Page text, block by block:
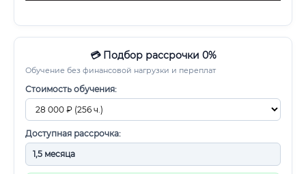
💳 Подбор рассрочки 0%
Обучение без финансовой нагрузки и переплат
Стоимость обучения:
Доступная рассрочка: